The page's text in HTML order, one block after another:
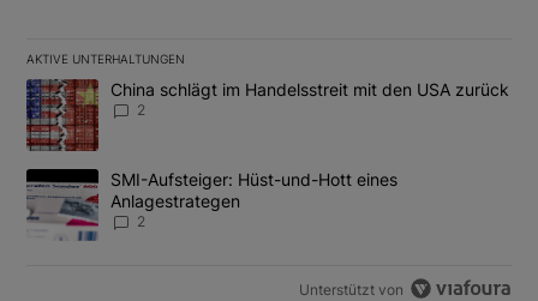
AKTIVE UNTERHALTUNGEN
Das Folgende ist eine Liste der am meisten kommentierten
Ein Trendartikel mit dem Titel "China schlägt im Handelsstreit
China schlägt im Handelsstreit mit den USA zurück
2
Ein Trendartikel mit dem Titel "SMI-Aufsteiger: Hüst-und-Hott
SMI-Aufsteiger: Hüst-und-Hott eines
Anlagestrategen
2
Unterstützt von